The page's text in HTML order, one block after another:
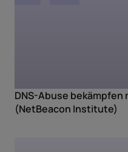
DNS-Abuse bekämpfen
(NetBeacon Institute)